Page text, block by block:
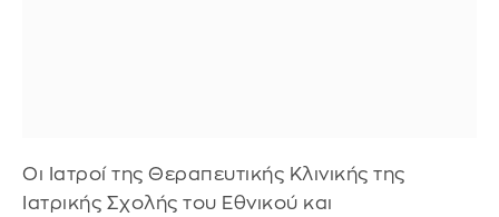
Οι Ιατροί της Θεραπευτικής Κλινικής της
Ιατρικής Σχολής του Εθνικού και